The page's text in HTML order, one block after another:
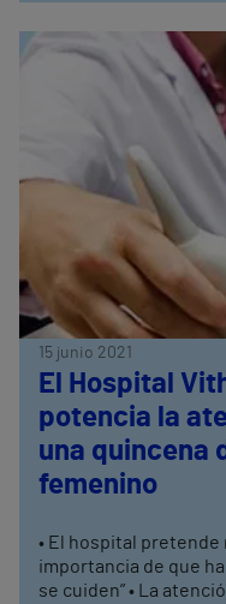
15 junio 2021
El Hospital
potencia la
una quincena
femenino
• El hospital pretende
importancia de que
se cuiden” • La